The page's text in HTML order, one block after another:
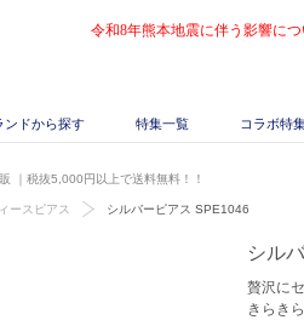
令和8年熊本地震に伴う影響につ
ンドから探す 特集一覧 コラボ特
｜税抜5,000円以上で送料無料！！
ースピアス シルバーピアス SPE1046
シル
贅沢に
きらき